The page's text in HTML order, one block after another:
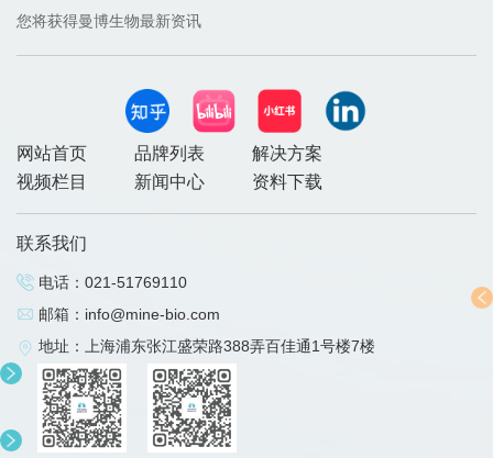
您将获得曼博生物最新资讯
网站首页 品牌列表
解决方案
视频栏目
新闻中心 资料下载
联系我们
电话： 021-51769110
邮箱： info@mine-bio.com
地址：上海浦东张江盛荣路388弄百佳通1号楼7楼